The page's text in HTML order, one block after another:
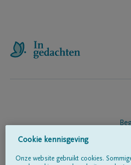
Cookie kennisgeving
Onze website gebruikt cookies.